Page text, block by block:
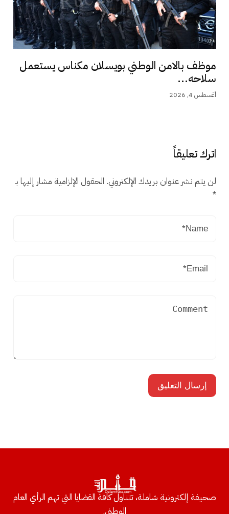
موظف بالامن الوطني بويسلان مكناس يستعمل
سلاحه...
أغسطس 4, 2026
اترك تعليقاً
لن يتم نشر عنوان بريدك الإلكتروني. الحقول الإلزامية مشار إليها بـ
*
صحيفة إلكترونية شاملة، تتناول كافة القضايا التي تهم الرأي العام
الوطني.